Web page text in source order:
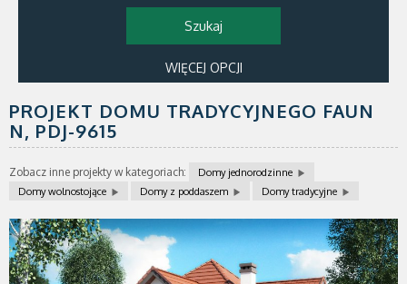
WIĘCEJ OPCJI
PROJEKT DOMU TRADYCYJNEGO FAUN
N, PDJ-9615
Zobacz inne projekty w kategoriach:
Domy jednorodzinne
Domy wolnostojące
Domy z poddaszem Domy tradycyjne